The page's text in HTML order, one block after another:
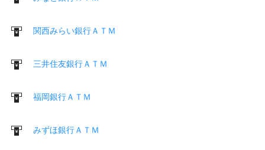
関西みらい銀行ＡＴＭ
三井住友銀行ＡＴＭ
福岡銀行ＡＴＭ
みずほ銀行ＡＴＭ